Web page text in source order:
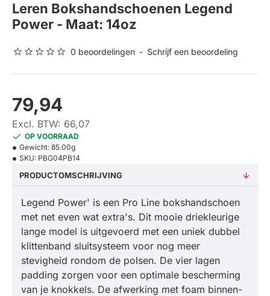
Leren Bokshandschoenen Legend
Power - Maat: 14oz
0 beoordelingen - Schrijf een beoordeling
79,94
Excl. BTW: 66,07
OP VOORRAAD
Gewicht: 85.00g
SKU: PBG04PB14
PRODUCTOMSCHRIJVING
Legend Power' is een Pro Line bokshandschoen
met net even wat extra's. Dit mooie driekleurige
lange model is uitgevoerd met een uniek dubbel
klittenband sluitsysteem voor nog meer
stevigheid rondom de polsen. De vier lagen
padding zorgen voor een optimale bescherming
van je knokkels. De afwerking met foam binnen-